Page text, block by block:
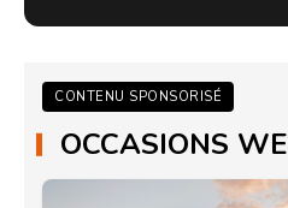
CONTENU SPONSORISÉ
OCCASIONS